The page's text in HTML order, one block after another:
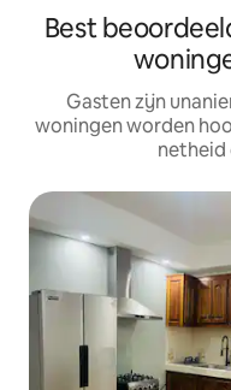
Best
Gasten zijn
woningen worden
netheid